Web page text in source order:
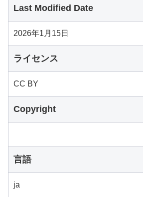
Last Modified Date
2026年1月15日
ライセンス
CC BY
Copyright
言語
ja